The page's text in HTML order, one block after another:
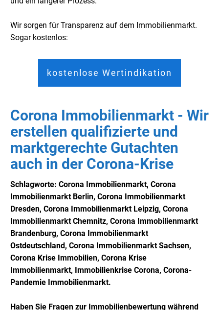
Wir sorgen für Transparenz auf dem Immobilienmarkt.
Sogar kostenlos:
kostenlose Wertindikation
Corona Immobilienmarkt - Wir
erstellen qualifizierte und
marktgerechte Gutachten
auch in der Corona-Krise
Schlagworte: Corona Immobilienmarkt, Corona
Immobilienmarkt Berlin, Corona Immobilienmarkt
Dresden, Corona Immobilienmarkt Leipzig, Corona
Immobilienmarkt Chemnitz, Corona Immobilienmarkt
Brandenburg, Corona Immobilienmarkt
Ostdeutschland, Corona Immobilienmarkt Sachsen,
Corona Krise Immobilien, Corona Krise
Immobilienmarkt, Immobilienkrise Corona, Corona-
Pandemie Immobilienmarkt.
Haben Sie Fragen zur Immobilienbewertung während